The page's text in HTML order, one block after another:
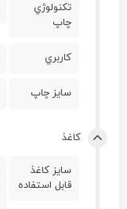
تکنولوژي
چاپ
کاربري
سايز چاپ
کاغذ
سايز کاغذ
قابل استفاده